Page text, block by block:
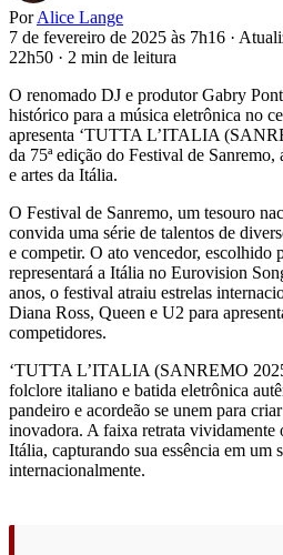
Por Alice Lange
7 de fevereiro de 2025 às 7h16 ·
22h50 · 2 min de leitura
O renomado DJ e produtor Gabry
histórico para a música eletrônica no
apresenta ‘TUTTA L’ITALIA
da 75ª edição do Festival de
e artes da Itália.
O Festival de Sanremo, um tesouro
convida uma série de talentos de
e competir. O ato vencedor, escolhido
representará a Itália no Eurovision
anos, o festival atraiu estrelas
Diana Ross, Queen e U2 para
competidores.
‘TUTTA L’ITALIA (SANREMO
folclore italiano e batida eletrônica
pandeiro e acordeão se unem para
inovadora. A faixa retrata vividamente
Itália, capturando sua essência em um
internacionalmente.